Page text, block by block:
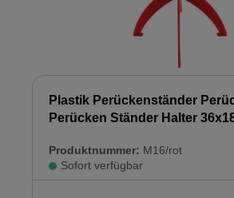
Plastik Perückenständer
Perücken Ständer Halter
Produktnummer: M16/rot
Sofort verfügbar